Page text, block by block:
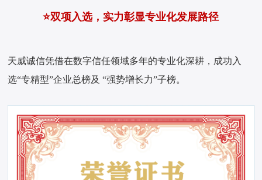
⭐双项入选，实力彰显专业化发展路径
天威诚信凭借在数字信任领域多年的专业化深耕，成功入
选“专精型”企业总榜及 “强势增长力”子榜。